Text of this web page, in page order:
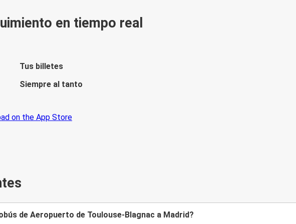
en tiempo real
Tus billetes
Siempre al tanto
de Aeropuerto de Toulouse-Blagnac a Madrid?